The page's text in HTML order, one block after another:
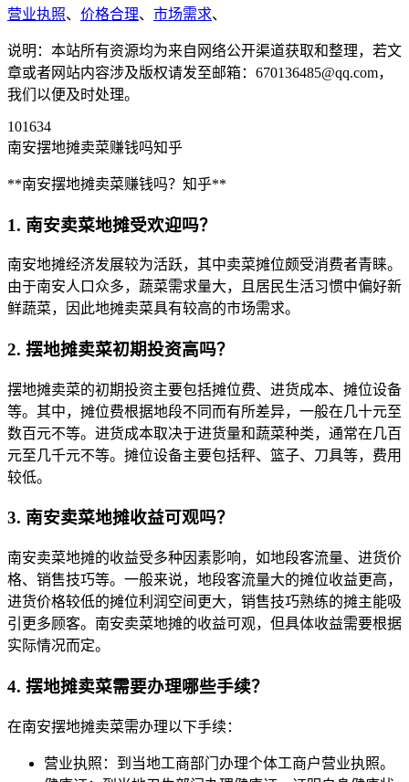
营业执照、 价格合理、 市场需求、
说明：本站所有资源均为来自网络公开渠道获取和整理，若文
章或者网站内容涉及版权请发至邮箱：670136485@qq.com，
我们以便及时处理。
101634
南安摆地摊卖菜赚钱吗知乎
**南安摆地摊卖菜赚钱吗？知乎**
1. 南安卖菜地摊受欢迎吗？
南安地摊经济发展较为活跃，其中卖菜摊位颇受消费者青睐。
由于南安人口众多，蔬菜需求量大，且居民生活习惯中偏好新
鲜蔬菜，因此地摊卖菜具有较高的市场需求。
2. 摆地摊卖菜初期投资高吗？
摆地摊卖菜的初期投资主要包括摊位费、进货成本、摊位设备
等。其中，摊位费根据地段不同而有所差异，一般在几十元至
数百元不等。进货成本取决于进货量和蔬菜种类，通常在几百
元至几千元不等。摊位设备主要包括秤、篮子、刀具等，费用
较低。
3. 南安卖菜地摊收益可观吗？
南安卖菜地摊的收益受多种因素影响，如地段客流量、进货价
格、销售技巧等。一般来说，地段客流量大的摊位收益更高，
进货价格较低的摊位利润空间更大，销售技巧熟练的摊主能吸
引更多顾客。南安卖菜地摊的收益可观，但具体收益需要根据
实际情况而定。
4. 摆地摊卖菜需要办理哪些手续？
在南安摆地摊卖菜需办理以下手续：
营业执照：到当地工商部门办理个体工商户营业执照。